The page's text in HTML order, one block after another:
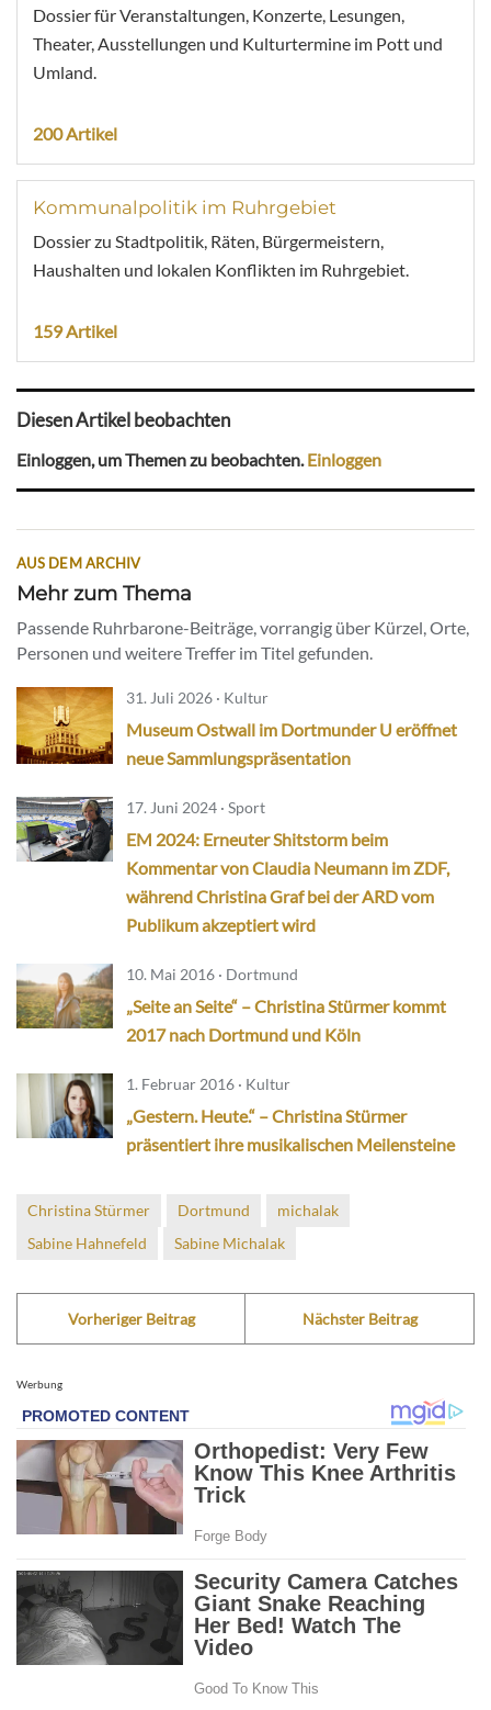
Dossier für Veranstaltungen, Konzerte, Lesungen,
Theater, Ausstellungen und Kulturtermine im Pott und
Umland.
200 Artikel
Kommunalpolitik im Ruhrgebiet
Dossier zu Stadtpolitik, Räten, Bürgermeistern,
Haushalten und lokalen Konflikten im Ruhrgebiet.
159 Artikel
Diesen Artikel beobachten
Einloggen, um Themen zu beobachten. Einloggen
AUS DEM ARCHIV
Mehr zum Thema
Passende Ruhrbarone-Beiträge, vorrangig über Kürzel, Orte,
Personen und weitere Treffer im Titel gefunden.
31. Juli 2026 · Kultur
Museum Ostwall im Dortmunder U eröffnet
neue Sammlungspräsentation
17. Juni 2024 · Sport
EM 2024: Erneuter Shitstorm beim
Kommentar von Claudia Neumann im ZDF,
während Christina Graf bei der ARD vom
Publikum akzeptiert wird
10. Mai 2016 · Dortmund
„Seite an Seite“ – Christina Stürmer kommt
2017 nach Dortmund und Köln
1. Februar 2016 · Kultur
„Gestern. Heute.“ – Christina Stürmer
präsentiert ihre musikalischen Meilensteine
Christina Stürmer Dortmund
michalak
Sabine Hahnefeld
Sabine Michalak
Vorheriger Beitrag Nächster Beitrag
Werbung